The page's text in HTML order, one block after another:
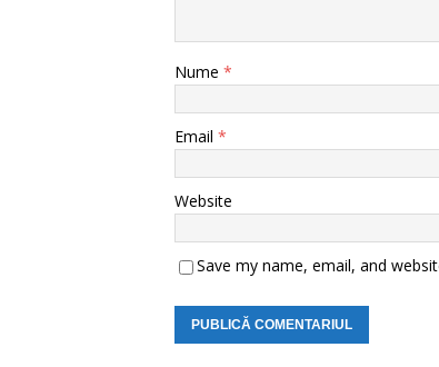
Nume *
Email *
Website
Save my name, email, and